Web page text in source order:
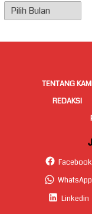
Arsip
Berita
TENTANG
REDAKSI
Facebook
WhatsApp
Linkedin